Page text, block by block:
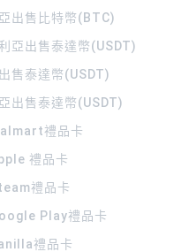
出售比特幣(BTC)
亞出售泰達幣(USDT)
售泰達幣(USDT)
出售泰達幣(USDT)
禮品卡
禮品卡
禮品卡
Play禮品卡
禮品卡